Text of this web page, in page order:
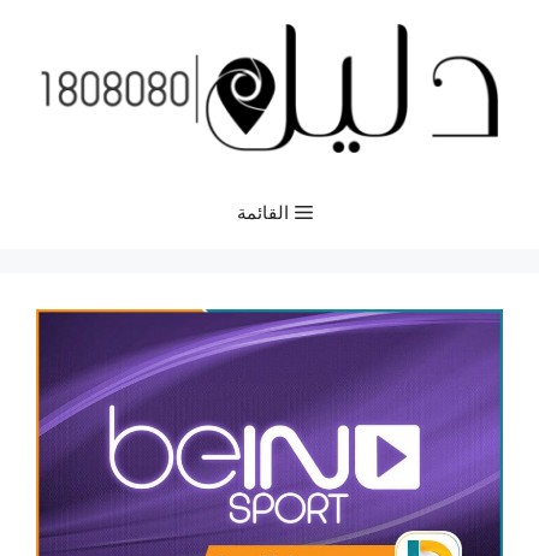
المحتوى
القائمة